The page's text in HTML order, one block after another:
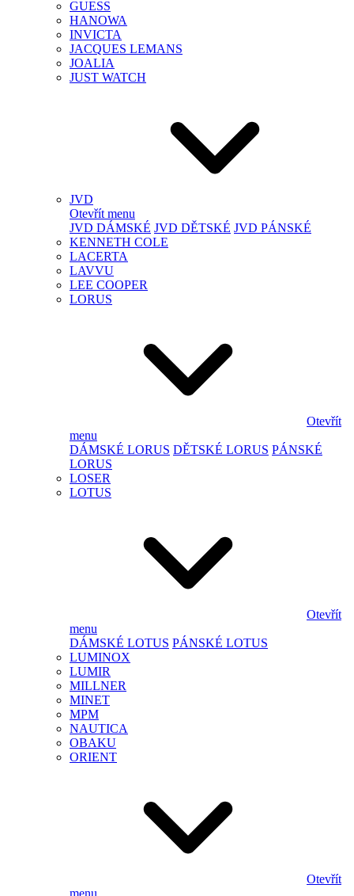
GUESS
HANOWA
INVICTA
JACQUES LEMANS
JOALIA
JUST WATCH
JVD
Otevřít menu
JVD DÁMSKÉ JVD DĚTSKÉ JVD PÁNSKÉ
KENNETH COLE
LACERTA
LAVVU
LEE COOPER
LORUS
Otevřít
menu
DÁMSKÉ LORUS DĚTSKÉ LORUS PÁNSKÉ
LORUS
LOSER
LOTUS
Otevřít
menu
DÁMSKÉ LOTUS PÁNSKÉ LOTUS
LUMINOX
LUMIR
MILLNER
MINET
MPM
NAUTICA
OBAKU
ORIENT
Otevřít
menu